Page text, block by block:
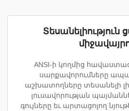
ANSI-ի կողմից
սարքավորումները
աշխատողները տեսանելի
լուսավորության
գույները եւ արտացոլող